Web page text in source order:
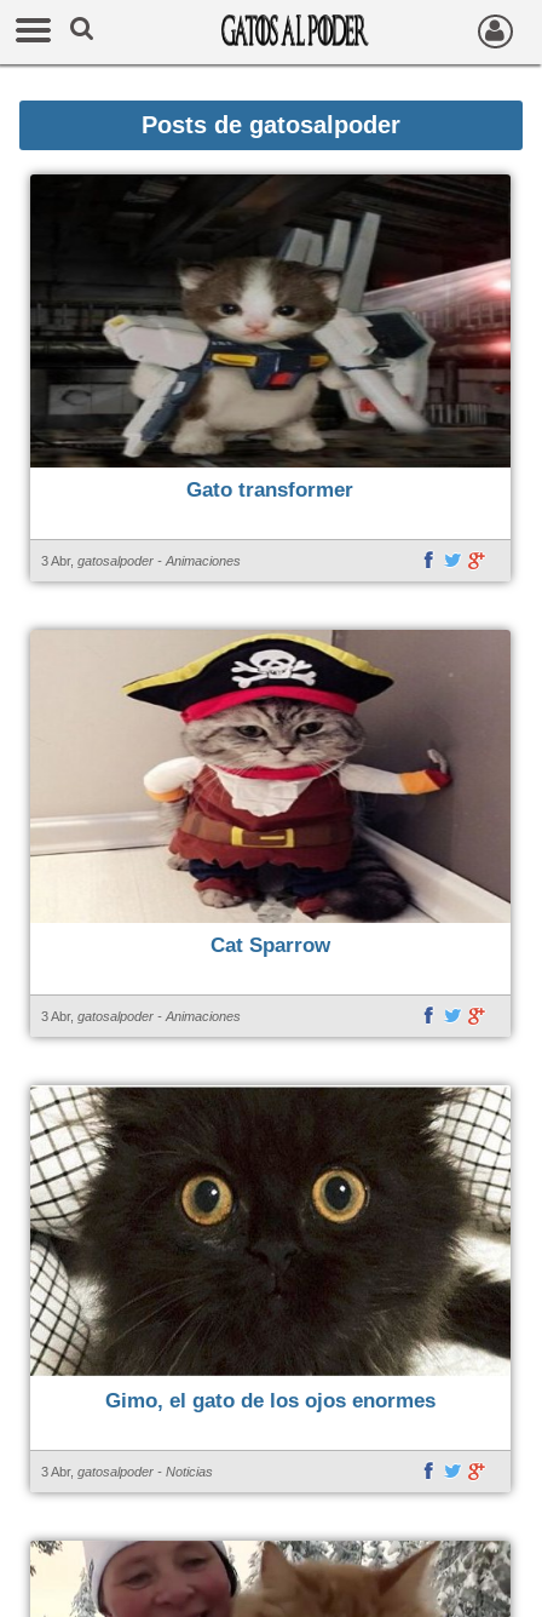
Posts de gatosalpoder
Gato transformer
3 Abr, gatosalpoder- Animaciones
Cat Sparrow
3 Abr, gatosalpoder- Animaciones
Gimo, el gato de los ojos enormes
3 Abr, gatosalpoder- Noticias